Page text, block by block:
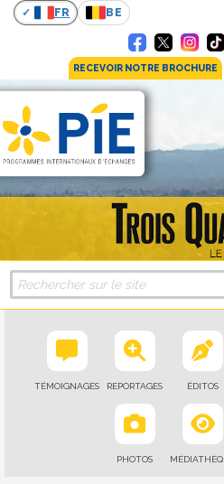
FR BE
RECEVOIR NOTRE BROCHURE
TÉMOIGNAGES REPORTAGES ÉDITOS
PHOTOS